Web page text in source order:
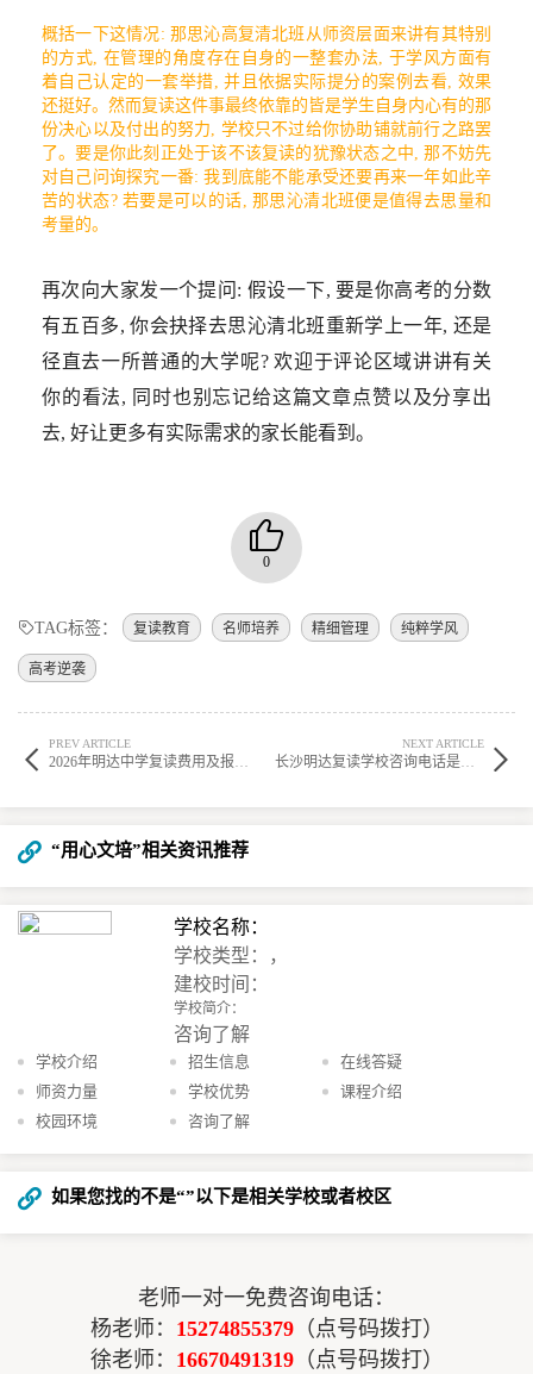
概括一下这情况: 那思沁高复清北班从师资层面来讲有其特别
的方式, 在管理的角度存在自身的一整套办法, 于学风方面有
着自己认定的一套举措, 并且依据实际提分的案例去看, 效果
还挺好。然而复读这件事最终依靠的皆是学生自身内心有的那
份决心以及付出的努力, 学校只不过给你协助铺就前行之路罢
了。要是你此刻正处于该不该复读的犹豫状态之中, 那不妨先
对自己问询探究一番: 我到底能不能承受还要再来一年如此辛
苦的状态? 若要是可以的话, 那思沁清北班便是值得去思量和
考量的。
再次向大家发一个提问: 假设一下, 要是你高考的分数
有五百多, 你会抉择去思沁清北班重新学上一年, 还是
径直去一所普通的大学呢? 欢迎于评论区域讲讲有关
你的看法, 同时也别忘记给这篇文章点赞以及分享出
去, 好让更多有实际需求的家长能看到。
0
TAG标签： 复读教育 名师培养 精细管理 纯粹学风
高考逆袭
PREV ARTICLE
2026年明达中学复读费用及报名流程详解
NEXT ARTICLE
长沙明达复读学校咨询电话是多少？师资力量究竟如何？
“用心文培”相关资讯推荐
学校名称：
学校类型：，
建校时间：
学校简介：
咨询了解
学校介绍 招生信息
在线答疑
师资力量
学校优势
课程介绍
校园环境
咨询了解
如果您找的不是“”以下是相关学校或者校区
老师一对一免费咨询电话：
杨老师： 15274855379（点号码拨打）
徐老师： 16670491319（点号码拨打）